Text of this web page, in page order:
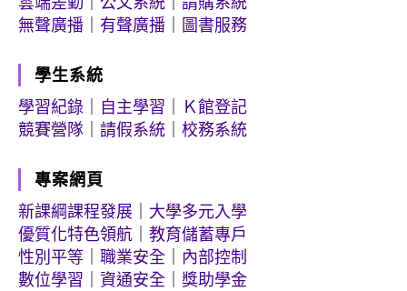
無聲廣播
有聲廣播 圖書服務
學生系統
學習紀錄
自主學習
Ｋ館登記
競賽營隊
請假系統 校務系統
專案網頁
新課綱課程發展
大學多元入學
優質化特色領航
教育儲蓄專戶
性別平等
職業安全
內部控制
數位學習
資通安全 獎助學金